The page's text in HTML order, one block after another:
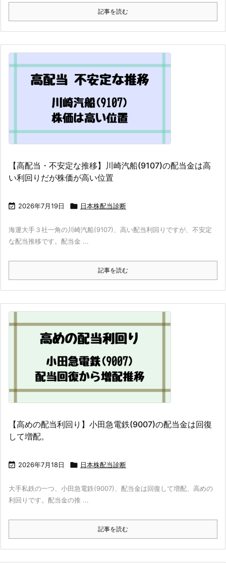
記事を読む
【高配当・不安定な推移】川崎汽船(9107)の配当金は高
い利回りだが株価が高い位置
 2026年7月19日  日本株配当診断
海運大手３社一角の川崎汽船(9107)、高い配当利回りですが、不安定
な配当推移です。配当金 ...
記事を読む
【高めの配当利回り】小田急電鉄(9007)の配当金は回復
して増配。
 2026年7月18日  日本株配当診断
大手私鉄の一つ、小田急電鉄(9007)、配当金は回復して増配、高めの
利回りです。配当金の推 ...
記事を読む